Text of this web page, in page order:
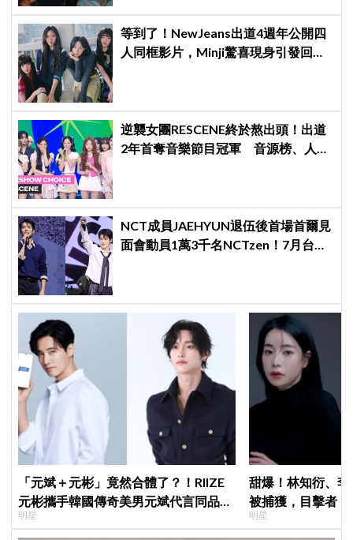
等到了！NewJeans出道4週年公開四
人同框影片，Minji驚喜現身引發回歸
逆襲女團RESCENE終於熬出頭！出道
2年首奪音樂節目冠軍 音源榜、人氣
NCT成員JAEHYUN退伍後首場首爾見
面會動員1萬3千名NCTzen！7月台北
「元斌＋元彬」竟然合體了？！RIIZE
元彬攜手韓國傳奇美男元斌代言同品
牌，韓網瘋喊：兩個帥哥來了！
明星
甜爆！林知衍、
被捕獲，目擊者
明星